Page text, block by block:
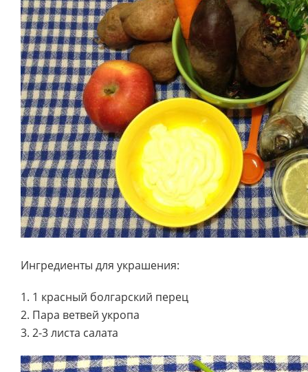
Ингредиенты для украшения:
1. 1 красный болгарский перец
2. Пара ветвей укропа
3. 2-3 листа салата